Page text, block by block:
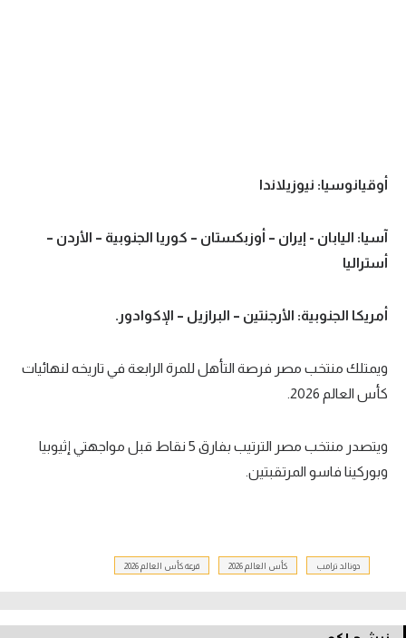
أوقيانوسيا: نيوزيلاندا
آسيا: اليابان - إيران – أوزبكستان – كوريا الجنوبية – الأردن –
أستراليا
أمريكا الجنوبية: الأرجنتين – البرازيل – الإكوادور.
ويمتلك منتخب مصر فرصة التأهل للمرة الرابعة في تاريخه لنهائيات
كأس العالم 2026.
ويتصدر منتخب مصر الترتيب بفارق 5 نقاط قبل مواجهتي إثيوبيا
وبوركينا فاسو المرتقبتين.
دونالد ترامب كأس العالم 2026 قرعة كأس العالم 2026